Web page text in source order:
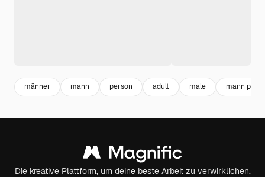
männer mann person adult male mann
Die kreative Plattform, um deine beste Arbeit zu verwirklichen.